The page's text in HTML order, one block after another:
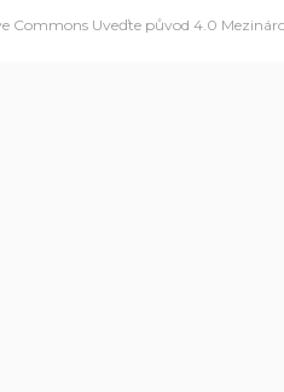
Commons Uveďte původ 4.0